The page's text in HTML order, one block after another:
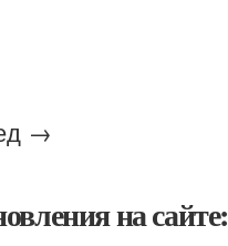
→
на сайте: